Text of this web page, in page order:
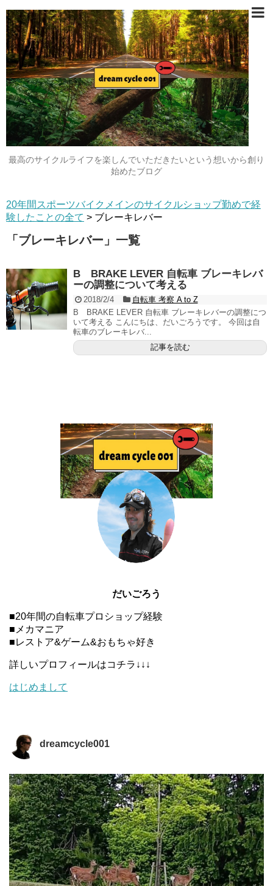
最高のサイクルライフを楽しんでいただきたいという想いから創り
始めたブログ
20年間スポーツバイクメインのサイクルショップ勤めで経
験したことの全て > ブレーキレバー
「 ブレーキレバー 」 一覧
B BRAKE LEVER 自転車 ブレーキレバ
ーの調整について考える
2018/2/4
自転車 考察 A to Z
B BRAKE LEVER 自転車 ブレーキレバーの調整につ
いて考える こんにちは、だいごろうです。 今回は自
転車のブレーキレバ...
記事を読む
だいごろう
■20年間の自転車プロショップ経験
■メカマニア
■レストア&ゲーム&おもちゃ好き
詳しいプロフィールはコチラ↓↓↓
はじめまして
dreamcycle001